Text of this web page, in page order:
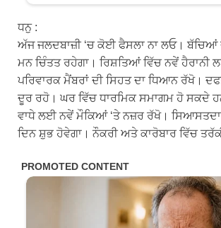
ਧਨੁ :
ਅੱਜ ਜਲਦਬਾਜ਼ੀ ‘ਚ ਕੋਈ ਫੈਸਲਾ ਨਾ ਲਓ। ਬੱਚਿਆਂ
ਮਨ ਚਿੰਤਤ ਰਹੇਗਾ। ਰਿਸ਼ਤਿਆਂ ਵਿੱਚ ਨਵੇਂ ਹੈਰਾਨੀ
ਪਰਿਵਾਰਕ ਮੈਂਬਰਾਂ ਦੀ ਸਿਹਤ ਦਾ ਧਿਆਨ ਰੱਖੋ।
ਦੂਰ ਰਹੋ। ਘਰ ਵਿੱਚ ਧਾਰਮਿਕ ਸਮਾਗਮ ਹੋ ਸਕਦੇ
ਵਾਧੇ ਲਈ ਨਵੇਂ ਮੌਕਿਆਂ ‘ਤੇ ਨਜ਼ਰ ਰੱਖੋ।
ਦਿਨ ਸ਼ੁਭ ਹੋਵੇਗਾ। ਨੌਕਰੀ ਅਤੇ ਕਾਰੋਬਾਰ ਵਿੱਚ